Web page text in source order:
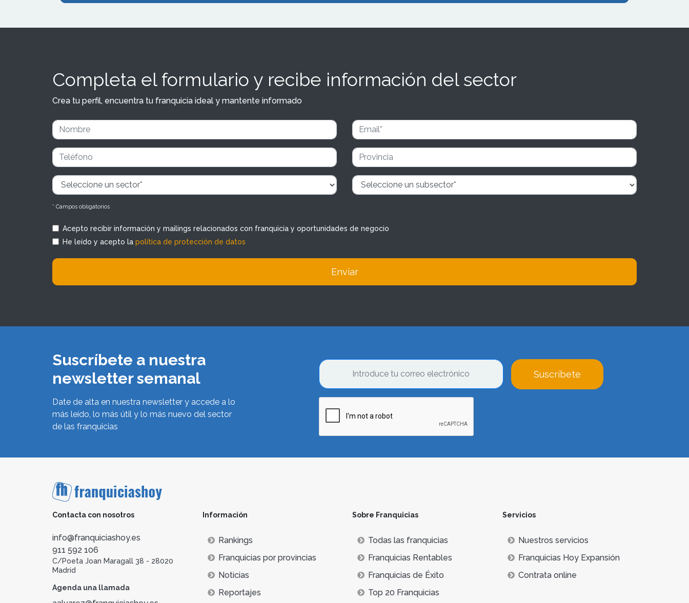
Completa el formulario y recibe información del sector
Crea tu perfil, encuentra tu franquicia ideal y mantente informado
* Campos obligatorios
Acepto recibir información y mailings relacionados con franquicia y oportunidades de negocio
He leído y acepto la política de protección de datos
Enviar
Suscríbete a nuestra
newsletter semanal
Date de alta en nuestra newsletter y accede a lo
más leído, lo más útil y lo más nuevo del sector
de las franquicias
Suscríbete
Contacta con nosotros
info@franquiciashoy.es
911 592 106
C/Poeta Joan Maragall 38 - 28020
Madrid
Agenda una llamada
Información
Rankings
Franquicias por provincias
Noticias
Reportajes
Sobre Franquicias
Todas las franquicias
Franquicias Rentables
Franquicias de Éxito
Top 20 Franquicias
Servicios
Nuestros servicios
Franquicias Hoy Expansión
Contrata online